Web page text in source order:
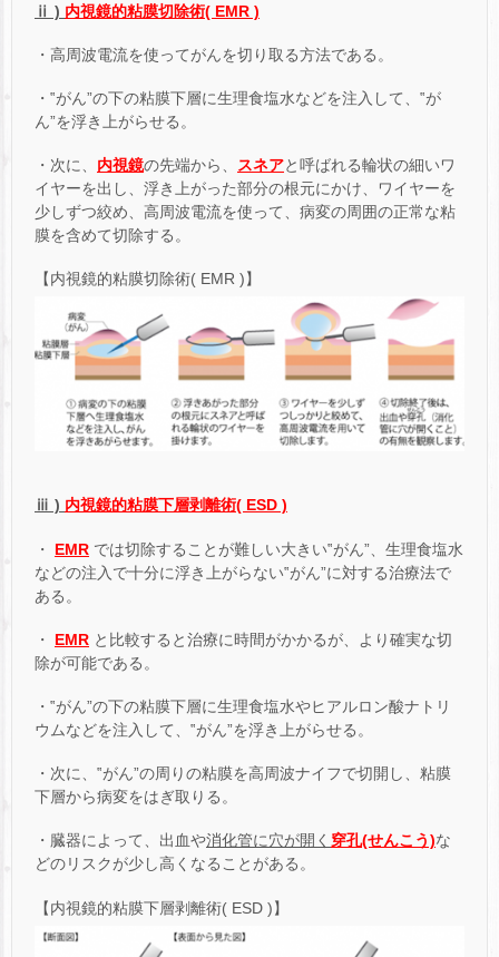
ⅱ ) 内視鏡的粘膜切除術( EMR )
・高周波電流を使ってがんを切り取る方法である。
・‟がん”の下の粘膜下層に生理食塩水などを注入して、‟が
ん”を浮き上がらせる。
・次に、 内視鏡の先端から、 スネアと呼ばれる輪状の細いワ
イヤーを出し、浮き上がった部分の根元にかけ、ワイヤーを
少しずつ絞め、高周波電流を使って、病変の周囲の正常な粘
膜を含めて切除する。
【内視鏡的粘膜切除術( EMR )】
ⅲ ) 内視鏡的粘膜下層剥離術( ESD )
・ EMR では切除することが難しい大きい‟がん”、生理食塩水
などの注入で十分に浮き上がらない‟がん”に対する治療法で
ある。
・ EMR と比較すると治療に時間がかかるが、より確実な切
除が可能である。
・‟がん”の下の粘膜下層に生理食塩水やヒアルロン酸ナトリ
ウムなどを注入して、‟がん”を浮き上がらせる。
・次に、‟がん”の周りの粘膜を高周波ナイフで切開し、粘膜
下層から病変をはぎ取りる。
・臓器によって、出血や消化管に穴が開く 穿孔(せんこう)な
どのリスクが少し高くなることがある。
【内視鏡的粘膜下層剥離術( ESD )】